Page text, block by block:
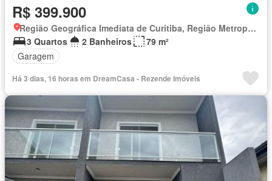
R$ 399.900
Região Geográfica Imediata de Curitiba, Região Metropolitana de Curitiba
3 Quartos
2 Banheiros
79 m²
Garagem
Há 3 dias, 16 horas em DreamCasa - Rezende Imóveis